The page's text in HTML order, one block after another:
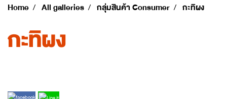
Home All galleries กลุ่มสินค้า Consumer กะทิผง
กะทิผง